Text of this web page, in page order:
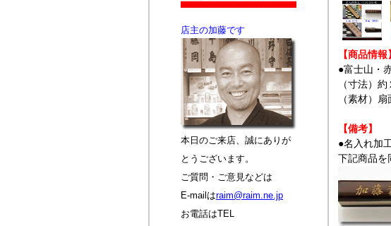
店主の加藤です
本日のご来店、誠にありが
とうございます。
ご質問・ご意見などは
E-mailはraim@raim.ne.jp
お電話はTEL
【商品情報】
●富士山・
（寸法）
（素材）
【備考】
●名入れ加
下記商品を